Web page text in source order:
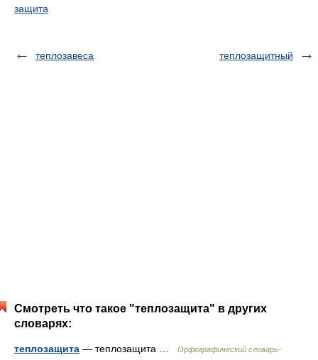
защита
теплозавеса теплозащитный
Смотреть что такое "теплозащита" в других
словарях:
теплозащита — теплозащита …
Орфографический словарь-